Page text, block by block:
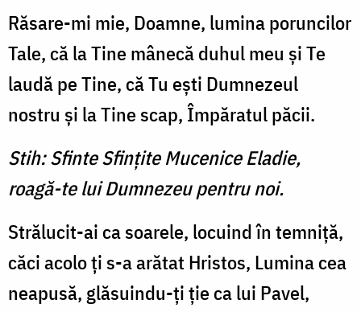
Răsare-mi mie, Doamne, lumina poruncilor
Tale, că la Tine mânecă duhul meu şi Te
laudă pe Tine, că Tu eşti Dumnezeul
nostru şi la Tine scap, Împăratul păcii.
Stih: Sfinte Sfinţite Mucenice Eladie,
roagă-te lui Dumnezeu pentru noi.
Strălucit-ai ca soarele, locuind în temniţă,
căci acolo ţi s-a arătat Hristos, Lumina cea
neapusă, glăsuindu-ţi ţie ca lui Pavel,